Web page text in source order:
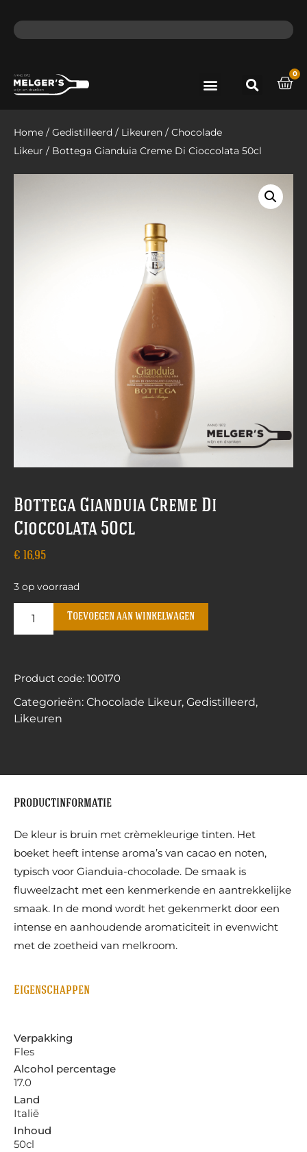
0
Home / Gedistilleerd / Likeuren / Chocolade
Likeur / Bottega Gianduia Creme Di Cioccolata 50cl
Bottega Gianduia Creme Di
Cioccolata 50cl
€ 16,95
3 op voorraad
Toevoegen aan winkelwagen
Product code: 100170
Categorieën: Chocolade Likeur, Gedistilleerd,
Likeuren
Productinformatie
De kleur is bruin met crèmekleurige tinten. Het
boeket heeft intense aroma’s van cacao en noten,
typisch voor Gianduia-chocolade. De smaak is
fluweelzacht met een kenmerkende en aantrekkelijke
smaak. In de mond wordt het gekenmerkt door een
intense en aanhoudende aromaticiteit in evenwicht
met de zoetheid van melkroom.
Eigenschappen
Verpakking
Fles
Alcohol percentage
17.0
Land
Italië
Inhoud
50cl